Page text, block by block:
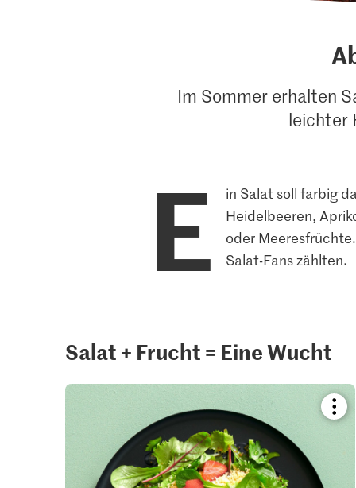
Im Sommer erhalten
leichter
E
in Salat soll farbig
Heidelbeeren,
oder
Salat-Fans zählten.
Salat + Frucht = Eine Wucht
recipe